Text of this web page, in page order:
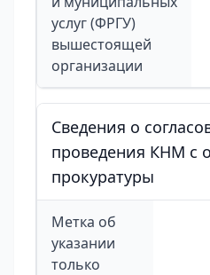
услуг (ФРГУ)
вышестоящей
организации
Сведения о
проведения КНМ с
прокуратуры
Метка об
указании
только